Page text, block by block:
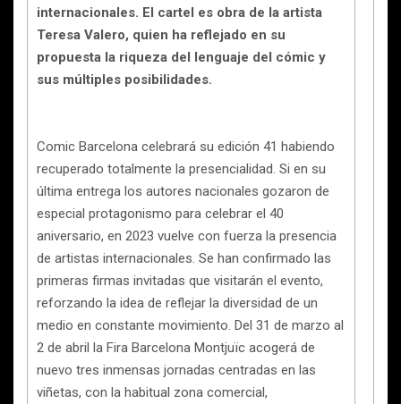
internacionales. El cartel es obra de la artista
Teresa Valero, quien ha reflejado en su
propuesta la riqueza del lenguaje del cómic y
sus múltiples posibilidades.
Comic Barcelona celebrará su edición 41 habiendo
recuperado totalmente la presencialidad. Si en su
última entrega los autores nacionales gozaron de
especial protagonismo para celebrar el 40
aniversario, en 2023 vuelve con fuerza la presencia
de artistas internacionales. Se han confirmado las
primeras firmas invitadas que visitarán el evento,
reforzando la idea de reflejar la diversidad de un
medio en constante movimiento. Del 31 de marzo al
2 de abril la Fira Barcelona Montjuïc acogerá de
nuevo tres inmensas jornadas centradas en las
viñetas, con la habitual zona comercial,